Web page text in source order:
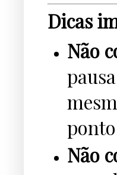
Dicas
Não
Não